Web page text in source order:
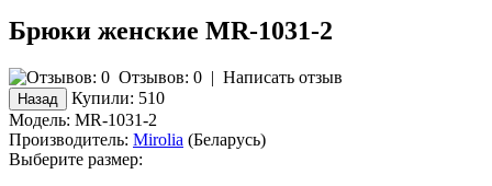
Брюки женские MR-1031-2
Отзывов: 0 | Написать отзыв
Купили: 510
Модель: MR-1031-2
Производитель: Mirolia (Беларусь)
Выберите размер: